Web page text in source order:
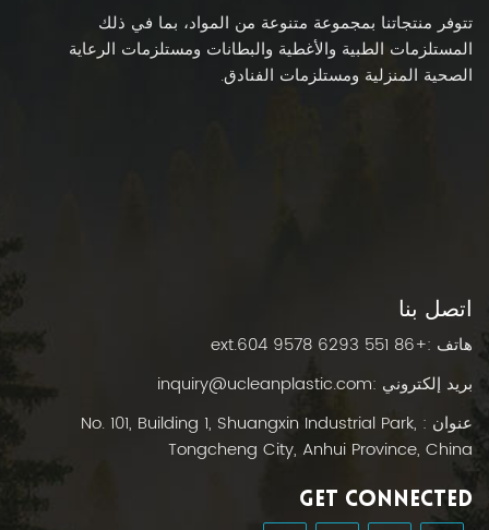
تتوفر منتجاتنا بمجموعة متنوعة من المواد، بما في ذلك
المستلزمات الطبية والأغطية والبطانات ومستلزمات الرعاية
الصحية المنزلية ومستلزمات الفنادق.
اتصل بنا
هاتف :+86 551 6293 9578 ext.604
بريد إلكتروني :inquiry@ucleanplastic.com
عنوان : No. 101, Building 1, Shuangxin Industrial Park,
Tongcheng City, Anhui Province, China
GET CONNECTED